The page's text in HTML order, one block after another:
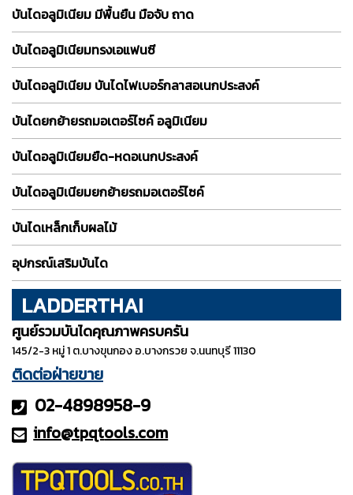
บันไดอลูมิเนียม มีพื้นยืน มือจับ ถาด
บันไดอลูมิเนียมทรงเอแฟนซี
บันไดอลูมิเนียม บันไดไฟเบอร์กลาสอเนกประสงค์
บันไดยกย้ายรถมอเตอร์ไซค์ อลูมิเนียม
บันไดอลูมิเนียมยืด-หดอเนกประสงค์
บันไดอลูมิเนียมยกย้ายรถมอเตอร์ไซค์
บันไดเหล็กเก็บผลไม้
อุปกรณ์เสริมบันได
LADDERTHAI
ศูนย์รวมบันไดคุณภาพครบครัน
145/2-3 หมู่ 1 ต.บางขุนกอง อ.บางกรวย จ.นนทบุรี 11130
ติดต่อฝ่ายขาย
02-4898958-9
info@tpqtools.com